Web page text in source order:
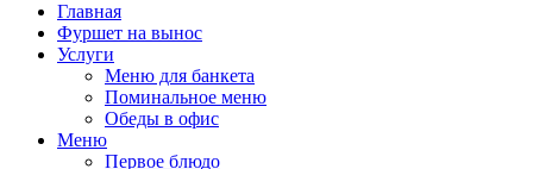
Главная
Фуршет на вынос
Услуги
Меню для банкета
Поминальное меню
Обеды в офис
Меню
Первое блюдо